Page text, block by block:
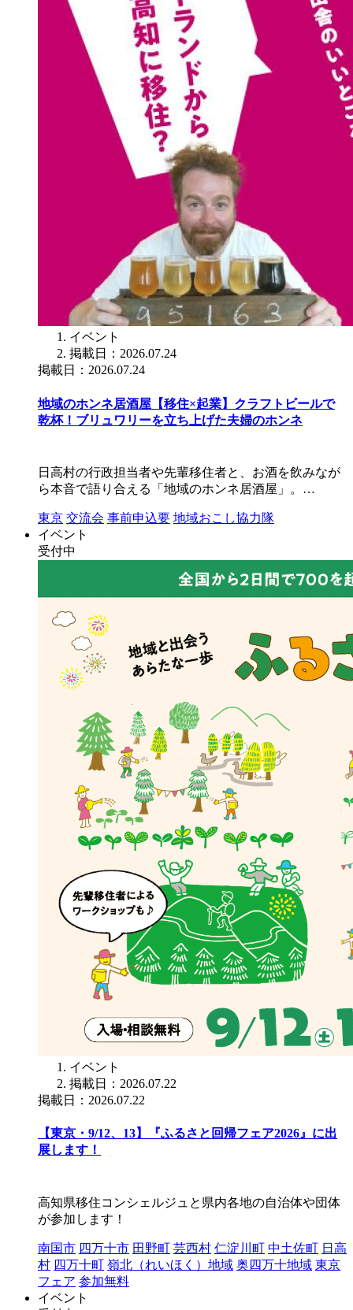
イベント
掲載日：2026.07.24
掲載日：2026.07.24
地域のホンネ居酒屋【移住×起業】クラフトビールで
乾杯！ブリュワリーを立ち上げた夫婦のホンネ
日高村の行政担当者や先輩移住者と、お酒を飲みなが
ら本音で語り合える「地域のホンネ居酒屋」。…
東京 交流会 事前申込要 地域おこし協力隊
イベント
受付中
イベント
掲載日：2026.07.22
掲載日：2026.07.22
【東京・9/12、13】『ふるさと回帰フェア2026』に出
展します！
高知県移住コンシェルジュと県内各地の自治体や団体
が参加します！
南国市 四万十市 田野町 芸西村 仁淀川町 中土佐町 日高
村 四万十町 嶺北（れいほく）地域 奥四万十地域 東京
フェア 参加無料
イベント